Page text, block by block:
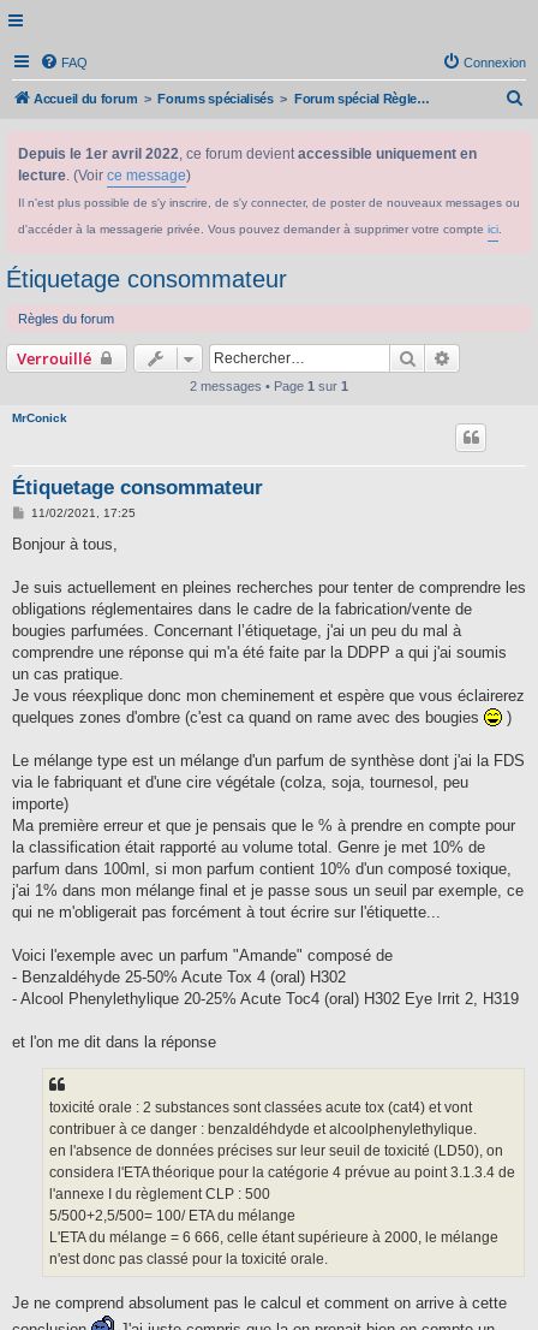
FAQ Connexion
Accueil du forum Forums spécialisés Forum spécial Règlement CLP/SGH
Depuis le 1er avril 2022, ce forum devientaccessible uniquement en
lecture. (Voir ce message)
Il n'est plus possible de s'y inscrire, de s'y connecter, de poster de nouveaux messages ou
d'accéder à la messagerie privée. Vous pouvez demander à supprimer votre compte ici
Étiquetage consommateur
Règles du forum
Verrouillé Rechercher
2 messages • Page 1 sur 1
MrConick
Étiquetage consommateur
M
s
g
11/02/2021, 17:25
Bonjour à tous,
Je suis actuellement en pleines recherches pour tenter de comprendre les
obligations réglementaires dans le cadre de la fabrication/vente de
bougies parfumées. Concernant l’étiquetage, j'ai un peu du mal à
comprendre une réponse qui m'a été faite par la DDPP a qui j'ai soumis
un cas pratique.
Je vous réexplique donc mon cheminement et espère que vous éclairerez
quelques zones d'ombre (c'est ca quand on rame avec des bougies
)
Le mélange type est un mélange d'un parfum de synthèse dont j'ai la FDS
via le fabriquant et d'une cire végétale (colza, soja, tournesol, peu
importe)
Ma première erreur et que je pensais que le % à prendre en compte pour
la classification était rapporté au volume total. Genre je met 10% de
parfum dans 100ml, si mon parfum contient 10% d'un composé toxique,
j'ai 1% dans mon mélange final et je passe sous un seuil par exemple, ce
qui ne m'obligerait pas forcément à tout écrire sur l'étiquette...
Voici l'exemple avec un parfum "Amande" composé de
- Benzaldéhyde 25-50% Acute Tox 4 (oral) H302
- Alcool Phenylethylique 20-25% Acute Toc4 (oral) H302 Eye Irrit 2, H319
et l'on me dit dans la réponse
toxicité orale : 2 substances sont classées acute tox (cat4) et vont
contribuer à ce danger : benzaldéhdyde et alcoolphenylethylique.
en l'absence de données précises sur leur seuil de toxicité (LD50), on
considera l'ETA théorique pour la catégorie 4 prévue au point 3.1.3.4 de
l'annexe I du règlement CLP : 500
5/500+2,5/500= 100/ ETA du mélange
L'ETA du mélange = 6 666, celle étant supérieure à 2000, le mélange
n'est donc pas classé pour la toxicité orale.
Je ne comprend absolument pas le calcul et comment on arrive à cette